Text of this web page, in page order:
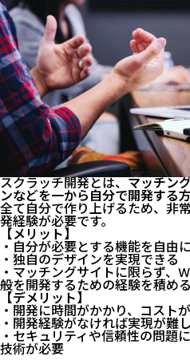
スクラッチ開発とは、 マッチン
ンなどを一から自分で開発する
全て自分で作り上げるため、非
発経験が必要です。
【メリット】
・自分が必要とする機能を自由
・独自のデザインを実現できる
・マッチングサイトに限らず、
般を開発するための経験を積める
【デメリット】
・開発に時間がかかり、コスト
・開発経験がなければ実現が難
・セキュリティや信頼性の問題
技術が必要